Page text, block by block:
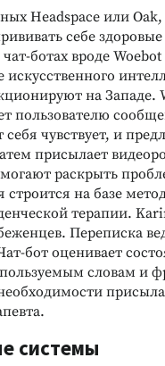
Headspace или
себе
ботах вроде
искусственного
на Западе.
пользователю
чувствует, и
присылает
раскрыть
строится на базе
терапии.
Переписка
бот оценивает
словам и
системы